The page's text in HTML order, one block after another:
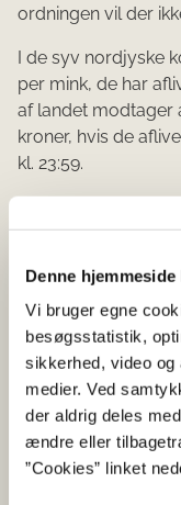
Denne
Vi bruger egne
besøgsstatistik,
sikkerhed, video og
medier. Ved
der aldrig deles
ændre eller
”Cookies” linket
ordningen vil der
I de syv nordjyske
per mink, de har
af landet modtager
kroner, hvis de
kl. 23:59.
Selvom fristen
Det er
alle mink af
trods af
bliver
og smitten
også